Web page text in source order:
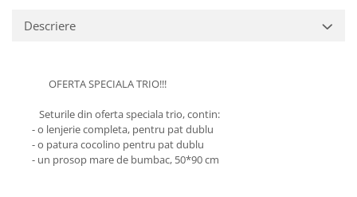
Descriere
OFERTA SPECIALA TRIO!!!
Seturile din oferta speciala trio, contin:
- o lenjerie completa, pentru pat dublu
- o patura cocolino pentru pat dublu
- un prosop mare de bumbac, 50*90 cm